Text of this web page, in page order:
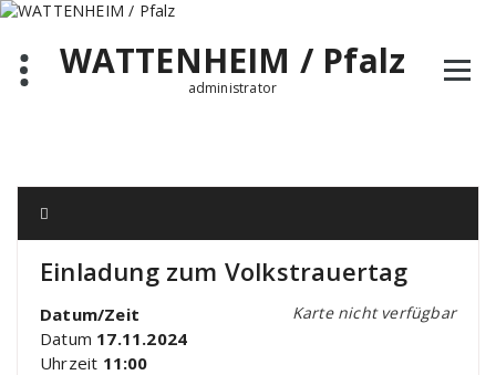
Zum
springenWATTENHEIM / Pfalz
administrator
Einladung zum Volkstrauertag
Karte nicht verfügbar
Datum/Zeit
Datum 17.11.2024
Uhrzeit 11:00